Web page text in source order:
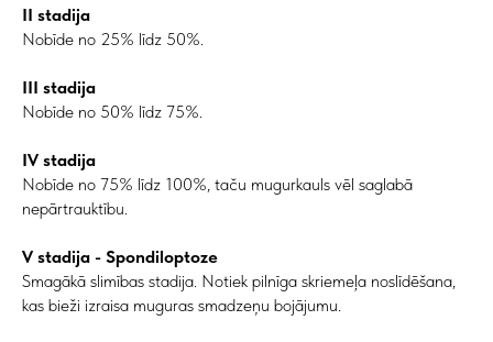
II stadija
Nobīde no 25% līdz 50%.
III stadija
Nobīde no 50% līdz 75%.
IV stadija
Nobīde no 75% līdz 100%, taču mugurkauls vēl saglabā
nepārtrauktību.
V stadija - Spondiloptoze
Smagākā slimības stadija. Notiek pilnīga skriemeļa noslīdēšana,
kas bieži izraisa muguras smadzeņu bojājumu.